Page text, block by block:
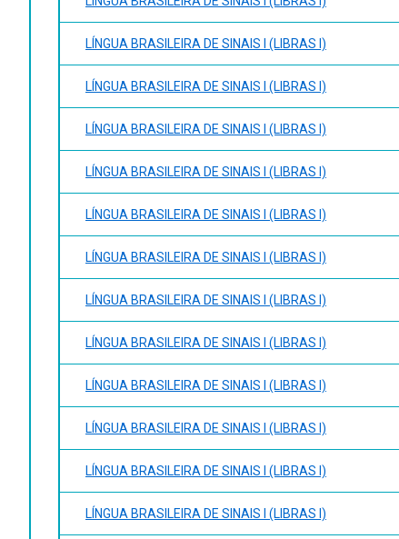
• Conversação em Libras;
• Introdução aos estudos surdos: língua, educação,
LÍNGUA BRASILEIRA DE SINAIS I (LIBRAS I)
LÍNGUA BRASILEIRA DE SINAIS I (LIBRAS I)
LÍNGUA BRASILEIRA DE SINAIS I (LIBRAS I)
LÍNGUA BRASILEIRA DE SINAIS I (LIBRAS I)
LÍNGUA BRASILEIRA DE SINAIS I (LIBRAS I)
LÍNGUA BRASILEIRA DE SINAIS I (LIBRAS I)
LÍNGUA BRASILEIRA DE SINAIS I (LIBRAS I)
LÍNGUA BRASILEIRA DE SINAIS I (LIBRAS I)
LÍNGUA BRASILEIRA DE SINAIS I (LIBRAS I)
LÍNGUA BRASILEIRA DE SINAIS I (LIBRAS I)
LÍNGUA BRASILEIRA DE SINAIS I (LIBRAS I)
LÍNGUA BRASILEIRA DE SINAIS I (LIBRAS I)